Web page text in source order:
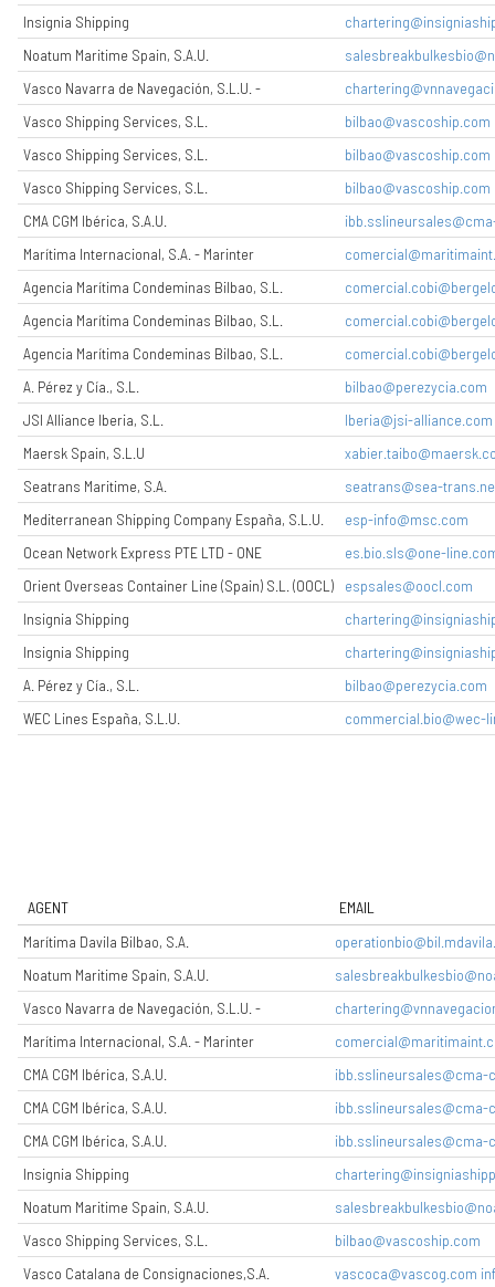
Insignia Shipping
Noatum Maritime Spain, S.A.U.
Vasco Navarra de Navegación, S.L.U. -
Vasco Shipping Services, S.L.
bilbao@vascoship.com
Vasco Shipping Services, S.L.
bilbao@vascoship.com
Vasco Shipping Services, S.L.
bilbao@vascoship.com
CMA CGM Ibérica, S.A.U.
Marítima Internacional, S.A. - Marinter
Agencia Marítima Condeminas Bilbao, S.L.
Agencia Marítima Condeminas Bilbao, S.L.
Agencia Marítima Condeminas Bilbao, S.L.
A. Pérez y Cía., S.L.
bilbao@perezycia.com
JSI Alliance Iberia, S.L.
Iberia@jsi-alliance.com
Maersk Spain, S.L.U
Seatrans Maritime, S.A.
seatrans@sea-
Mediterranean Shipping Company España, S.L.U.
esp-info@msc.com
Ocean Network Express PTE LTD - ONE
es.bio.sls@one-
Orient Overseas Container Line (Spain) S.L. (OOCL)
espsales@oocl.com
Insignia Shipping
Insignia Shipping
A. Pérez y Cía., S.L.
bilbao@perezycia.com
WEC Lines España, S.L.U.
commercial.bio@wec-
AGENT
EMAIL
Marítima Davila Bilbao, S.A.
Noatum Maritime Spain, S.A.U.
Vasco Navarra de Navegación, S.L.U. -
Marítima Internacional, S.A. - Marinter
CMA CGM Ibérica, S.A.U.
ibb.sslineursales@cma-
CMA CGM Ibérica, S.A.U.
ibb.sslineursales@cma-
CMA CGM Ibérica, S.A.U.
ibb.sslineursales@cma-
Insignia Shipping
Noatum Maritime Spain, S.A.U.
Vasco Shipping Services, S.L.
bilbao@vascoship.com
Vasco Catalana de Consignaciones,S.A.
vascoca@vascog.com